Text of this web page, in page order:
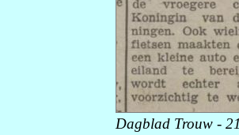
Dagblad Trouw -